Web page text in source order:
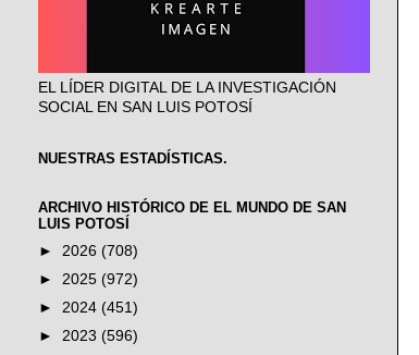
EL LÍDER DIGITAL DE LA INVESTIGACIÓN
SOCIAL EN SAN LUIS POTOSÍ
NUESTRAS ESTADÍSTICAS.
ARCHIVO HISTÓRICO DE EL MUNDO DE SAN
LUIS POTOSÍ
► 2026 (708)
► 2025 (972)
► 2024 (451)
► 2023 (596)